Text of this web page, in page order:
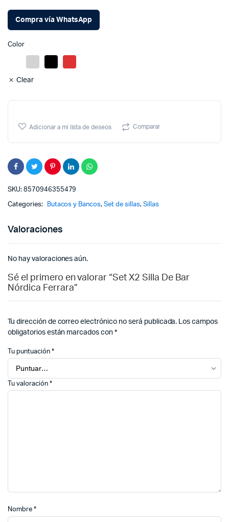
Compra vía WhatsApp
Color
Clear
Adicionar a mi lista de deseos Comparar
SKU: 8570946355479
Categories: Butacos y Bancos,Set de sillas, Sillas
Valoraciones
No hay valoraciones aún.
Sé el primero en valorar “Set X2 Silla De Bar
Nórdica Ferrara”
Tu dirección de correo electrónico no será publicada. Los campos
obligatorios están marcados con*
Tu puntuación *
Tu valoración *
Nombre *